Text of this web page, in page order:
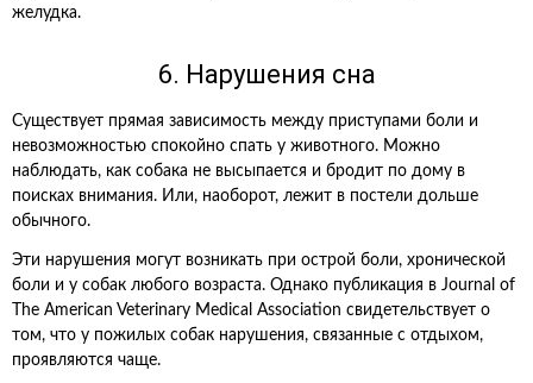
желудка.
6. Нарушения сна
Существует прямая зависимость между приступами боли и
невозможностью спокойно спать у животного. Можно
наблюдать, как собака не высыпается и бродит по дому в
поисках внимания. Или, наоборот, лежит в постели дольше
обычного.
Эти нарушения могут возникать при острой боли, хронической
боли и у собак любого возраста. Однако публикация в Journal of
The American Veterinary Medical Association свидетельствует о
том, что у пожилых собак нарушения, связанные с отдыхом,
проявляются чаще.